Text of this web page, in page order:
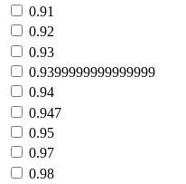
0.91
0.92
0.93
0.9399999999999999
0.94
0.947
0.95
0.97
0.98